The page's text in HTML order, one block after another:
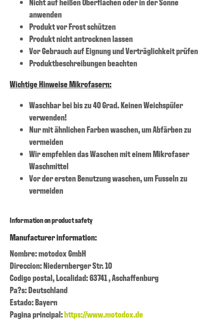
anwenden
Produkt vor Frost schützen
Produkt nicht antrocknen lassen
Vor Gebrauch auf Eignung und Verträglichkeit prüfen
Produktbeschreibungen beachten
Wichtige Hinweise Mikrofasern:
Waschbar bei bis zu 40 Grad. Keinen Weichspüler
verwenden!
Nur mit ähnlichen Farben waschen, um Abfärben zu
vermeiden
Wir empfehlen das Waschen mit einem Mikrofaser
Waschmittel
Vor der ersten Benutzung waschen, um Fusseln zu
vermeiden
Information on product safety
Manufacturer information:
Nombre: motodox GmbH
Direccion: Niedernberger Str. 10
Codigo postal, Localidad: 63741 , Aschaffenburg
Pa?s: Deutschland
Estado: Bayern
Pagina principal:https://www.motodox.de